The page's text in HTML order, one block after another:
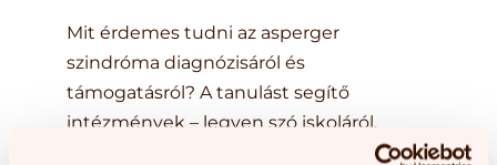
Mit érdemes tudni az asperger
szindróma diagnózisáról és
támogatásról? A tanulást segítő
intézmények – legyen szó iskoláról,
fejlesztőközpontról vagy más, oktatási